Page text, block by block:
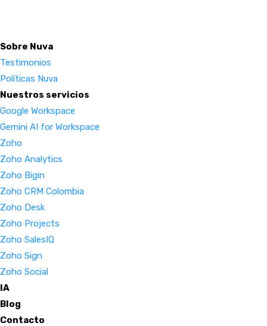
Sobre Nuva
Testimonios
Políticas Nuva
Nuestros servicios
Google Workspace
Gemini AI for Workspace
Zoho
Zoho Analytics
Zoho Bigin
Zoho CRM Colombia
Zoho Desk
Zoho Projects
Zoho SalesIQ
Zoho Sign
Zoho Social
IA
Blog
Contacto